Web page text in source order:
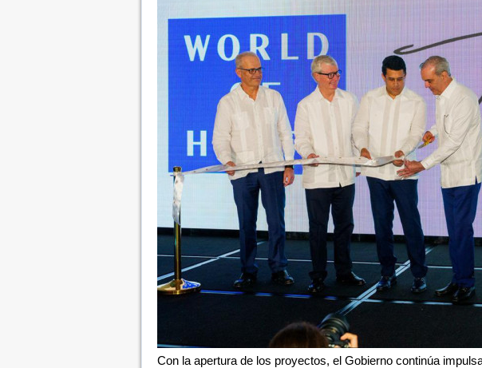
Con la apertura de los proyectos, el Gobierno continúa